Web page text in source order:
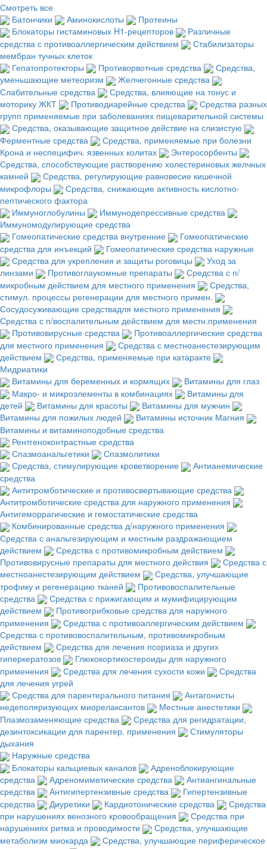
Смотреть все
Батончики
Аминокислоты
Протеины
Блокаторы гистаминовых H1-рецепторов
Различные
средства с противоаллергическим действием
Стабилизаторы
мембран тучных клеток
Гепатопротекторы
Противорвотные средства
Средства,
уменьшающие метеоризм
Желчегонные средства
Слабительные средства
Средства, влияющие на тонус и
моторику ЖКТ
Противодиарейные средства
Средства разных
групп применяемые при заболеваниях пищеварительной системы
Средства, оказывающие защитное действие на слизистую
Ферментные средства
Средства, применяемые при болезни
Крона и неспецифич. язвенных колитах
Энтеросорбенты
Средства, способствующие растворению холестериновых желчных
камней
Средства, регулирующие равновесие кишечной
микрофлоры
Средства, снижающие активность кислотно-
пептического фактора
Иммуноглобулины
Иммунодепрессивные средства
Иммуномодулирующие средства
Гомеопатические средства внутренние
Гомеопатические
средства для инъекций
Гомеопатические средства наружные
Средства для укрепления и защиты роговицы
Уход за
линзами
Противоглаукомные препараты
Средства с п/
микробным действием для местного применения
Средства,
стимул. процессы регенерации для местного примен.
Сосудосуживающие средствадля местного применения
Средства с п/воспалительным действием для местн.применения
Противовирусные средства
Противоаллергические средства
для местного применения
Средства с местноанестезирующим
действием
Средства, применяемые при катаракте
Мидриатики
Витамины для беременных и кормящих
Витамины для глаз
Макро- и микроэлементы в комбинациях
Витамины для
детей
Витамины для красоты
Витамины для мужчин
Витамины для пожилых людей
Витамины источник Магния
Витамины и витаминоподобные средства
Рентгеноконтрастные средства
Спазмоанальгетики
Спазмолитики
Средства, стимулирующие кроветворение
Антианемические
средства
Антитромботические и противосвертывающие средства
Антитромботические средства для наружного применения
Антигеморрагические и гемостатические средства
Комбинированные средства д/наружного применения
Средства с анальгезирующим и местным раздражающием
действием
Средства с противомикробным действием
Противовирусные препараты для местного действия
Средства с
местноанестезирующим действием
Средства, улучшающие
трофику и регенерацию тканей
Противовоспалительные
средства
Средства с прижигающим и мумифицирующим
действием
Противогрибковые средства для наружного
применения
Средства с противоаллергическим действием
Средства с противовоспалительным, противомикробным
действием
Средства для лечения псориаза и других
гиперкератозов
Глюкокортикостероиды для наружного
применения
Средства для лечения сухости кожи
Средства
для лечения угрей
Средства для парентерального питания
Антагонисты
недеполяризующих миорелаксантов
Местные анестетики
Плазмозаменяющие средства
Средства для регидратации,
дезинтоксикации для парентер. применения
Стимуляторы
дыхания
Наружные средства
Блокаторы кальциевых каналов
Адреноблокирующие
средства
Адреномиметические средства
Антиангинальные
средства
Антигипертензивные средства
Гипертензивные
средства
Диуретики Кардиотонические средства
Средства
при нарушениях венозного кровообращения
Средства при
нарушениях ритма и проводимости
Средства, улучшающие
метаболизм миокарда
Средства, улучшающие периферическое